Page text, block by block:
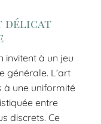
délicat
invitent à un jeu
générale. L’art
à une uniformité
entre
discrets. Ce